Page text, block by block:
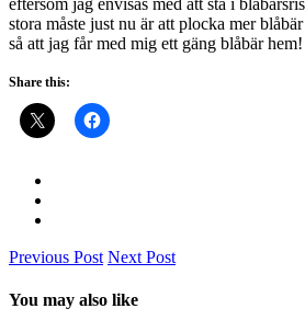
eftersom jag envisas med att stå i
stora måste just nu är att plocka mer
så att jag får med mig ett gäng blåbär hem!
Share this:
Previous Post Next Post
You may also like